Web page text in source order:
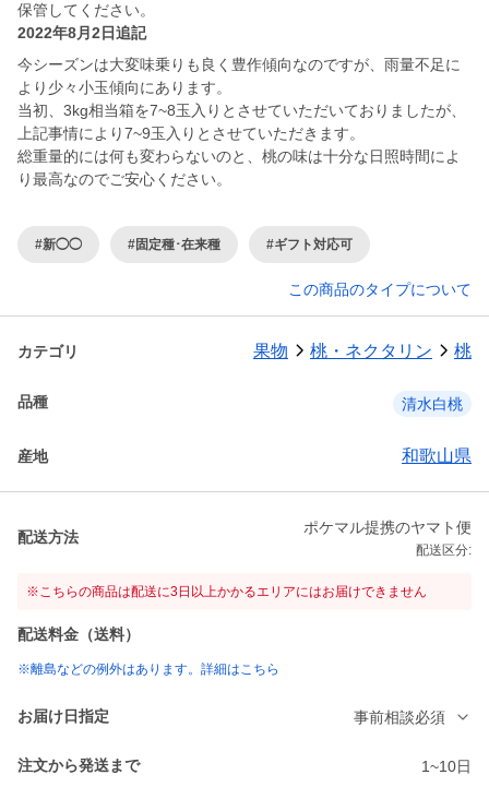
保管してください。
2022年8月2日追記
今シーズンは大変味乗りも良く豊作傾向なのですが、雨量不足に
より少々小玉傾向にあります。
当初、3kg相当箱を7~8玉入りとさせていただいておりましたが、
上記事情により7~9玉入りとさせていただきます。
総重量的には何も変わらないのと、桃の味は十分な日照時間によ
り最高なのでご安心ください。
#新◯◯ #固定種･在来種 #ギフト対応可
この商品のタイプについて
カテゴリ 果物 桃・ネクタリン 桃
品種 清水白桃
産地 和歌山県
配送方法
ポケマル提携のヤマト便
配送区分:
※こちらの商品は配送に3日以上かかるエリアにはお届けできません
配送料金（送料）
※離島などの例外はあります。詳細はこちら
お届け日指定 事前相談必須
注文から発送まで 1~10日